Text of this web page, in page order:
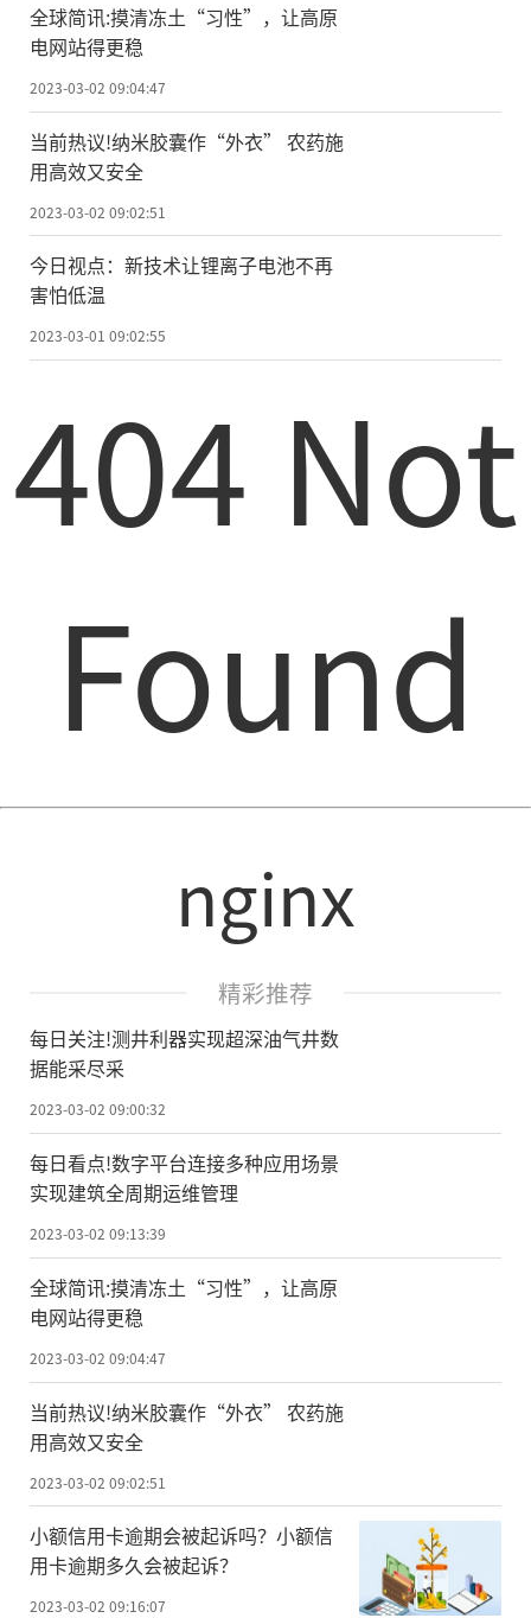
全球简讯:摸清冻土“习性”，让高原
电网站得更稳
2023-03-02 09:04:47
当前热议!纳米胶囊作“外衣” 农药施
用高效又安全
2023-03-02 09:02:51
今日视点：新技术让锂离子电池不再
害怕低温
2023-03-01 09:02:55
404 Not
Found
nginx
精彩推荐
每日关注!测井利器实现超深油气井数
据能采尽采
2023-03-02 09:00:32
每日看点!数字平台连接多种应用场景
实现建筑全周期运维管理
2023-03-02 09:13:39
全球简讯:摸清冻土“习性”，让高原
电网站得更稳
2023-03-02 09:04:47
当前热议!纳米胶囊作“外衣” 农药施
用高效又安全
2023-03-02 09:02:51
小额信用卡逾期会被起诉吗？小额信
用卡逾期多久会被起诉？
2023-03-02 09:16:07